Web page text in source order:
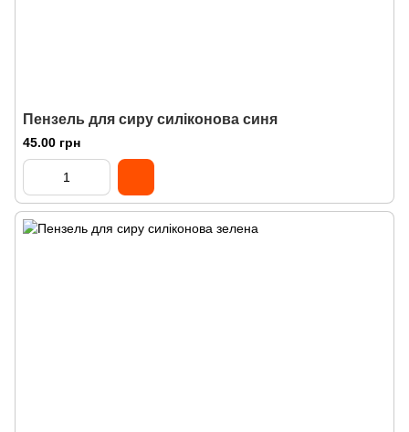
Пензель для сиру силіконова синя
45.00 грн